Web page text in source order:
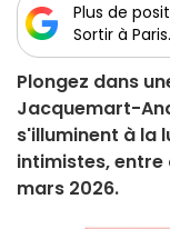
Plus de
Sortir à Paris.
Plongez dans
Jacquemart-
s'illuminent à la
intimistes, entre
mars 2026.